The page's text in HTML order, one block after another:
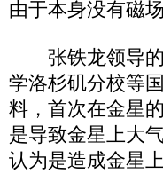
由于本身没有磁
张铁龙领导的
学洛杉矶分校等
料，首次在金星
是导致金星上大
认为是造成金星